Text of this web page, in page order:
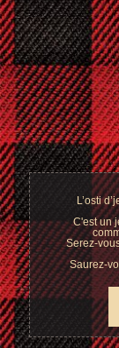
L’osti
C'est un
Serez-
Saurez-